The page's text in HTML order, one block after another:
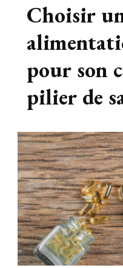
Choisir
pour son
pilier de